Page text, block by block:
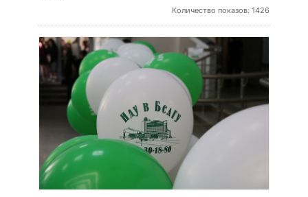
Количество показов: 1426